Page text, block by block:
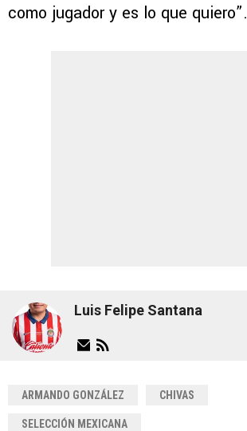
como jugador y es lo que quiero”.
Luis Felipe Santana
ARMANDO GONZÁLEZ CHIVAS
SELECCIÓN MEXICANA